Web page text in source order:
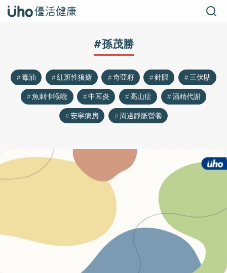
#孫茂勝
毒油 紅斑性狼瘡 奇亞籽 針眼
三伏貼
魚刺卡喉嚨
中耳炎 高山症
酒精代謝
安寧病房
周邊靜脈營養